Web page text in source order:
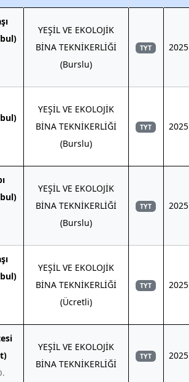
YEŞİL VE EKOLOJİK
BİNA TEKNİKERLİĞİ
(Burslu)
TYT 2025
YEŞİL VE EKOLOJİK
BİNA TEKNİKERLİĞİ
(Burslu)
TYT 2025
YEŞİL VE EKOLOJİK
BİNA TEKNİKERLİĞİ
(Burslu)
TYT 2025
YEŞİL VE EKOLOJİK
BİNA TEKNİKERLİĞİ
(Ücretli)
TYT 2025
YEŞİL VE EKOLOJİK
BİNA TEKNİKERLİĞİ
TYT 2025